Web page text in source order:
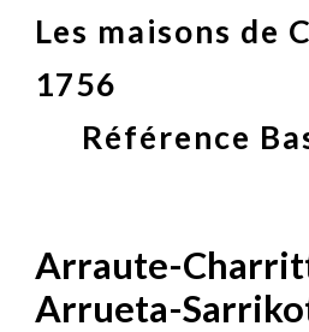
Les maisons de
1756
Référence
Arraute-
Arrueta-